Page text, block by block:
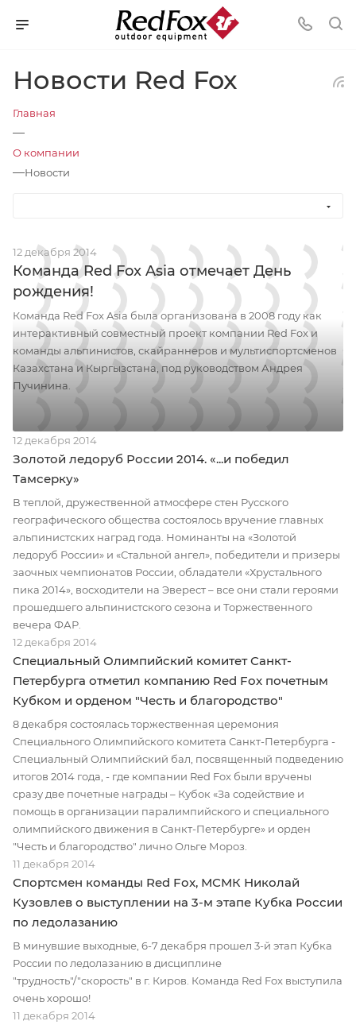
Новости Red Fox
Главная
—
О компании
—Новости
12 декабря 2014
Команда Red Fox Asia отмечает День
рождения!
Команда Red Fox Asia была организована в 2008 году как
интерактивный совместный проект компании Red Fox и
команды альпинистов, скайраннеров и мультиспортсменов
Казахстана и Кыргызстана, под руководством Андрея
Пучинина.
12 декабря 2014
Золотой ледоруб России 2014. «...и победил
Тамсерку»
В теплой, дружественной атмосфере стен Русского
географического общества состоялось вручение главных
альпинистских наград года. Номинанты на «Золотой
ледоруб России» и «Стальной ангел», победители и призеры
заочных чемпионатов России, обладатели «Хрустального
пика 2014», восходители на Эверест – все они стали героями
прошедшего альпинистского сезона и Торжественного
вечера ФАР.
12 декабря 2014
Специальный Олимпийский комитет Санкт-
Петербурга отметил компанию Red Fox почетным
Кубком и орденом "Честь и благородство"
8 декабря состоялась торжественная церемония
Специального Олимпийского комитета Санкт-Петербурга -
Специальный Олимпийский бал, посвященный подведению
итогов 2014 года, - где компании Red Fox были вручены
сразу две почетные награды – Кубок «За содействие и
помощь в организации паралимпийского и специального
олимпийского движения в Санкт-Петербурге» и орден
"Честь и благородство" лично Ольге Мороз.
11 декабря 2014
Спортсмен команды Red Fox, МСМК Николай
Кузовлев о выступлении на 3-м этапе Кубка России
по ледолазанию
В минувшие выходные, 6-7 декабря прошел 3-й этап Кубка
России по ледолазанию в дисциплине
"трудность"/"скорость" в г. Киров. Команда Red Fox выступила
очень хорошо!
11 декабря 2014